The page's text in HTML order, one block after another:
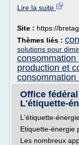
Lire la suite
Site : https://
Thèmes liés :
solutions pour
consommation
production et
consommation
Office fédéral
L'étiquette-
L'étiquette-
Etiquette-énergie
Les nombreux